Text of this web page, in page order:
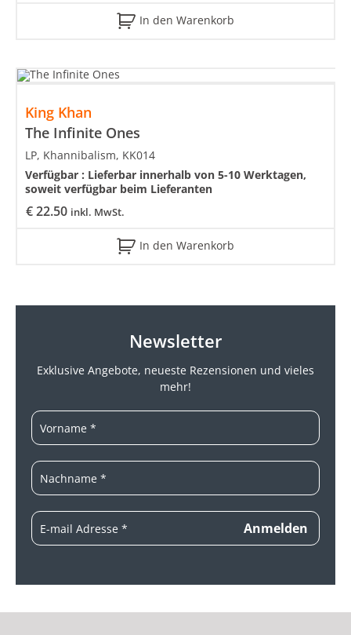
In den Warenkorb
King Khan
The Infinite Ones
€22.50 inkl. MwSt.
LP, Khannibalism, KK014
Verfügbar : Lieferbar innerhalb von 5-10 Werktagen,
soweit verfügbar beim Lieferanten
In den Warenkorb
Newsletter
Exklusive Angebote, neueste Rezensionen und vieles
mehr!